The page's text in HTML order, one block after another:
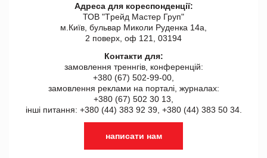
Адреса для кореспонденції:
ТОВ "Tрейд Мастер Груп"
м.Київ, бульвар Миколи Руденка 14а,
2 поверх, оф 121, 03194
Контакти для:
замовлення треннгів, конференцій:
+380 (67) 502-99-00,
замовлення реклами на порталі, журналах:
+380 (67) 502 30 13,
інші питання: +380 (44) 383 92 39, +380 (44) 383 50 34.
написати нам